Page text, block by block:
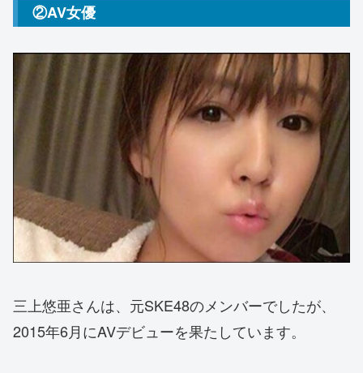
②AV女優
三上悠亜さんは、元SKE48のメンバーでしたが、
2015年6月にAVデビューを果たしています。